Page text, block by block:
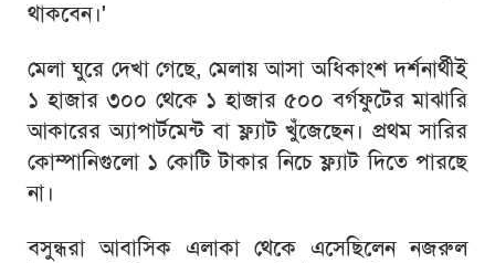
থাকবেন।'
মেলা ঘুরে দেখা গেছে, মেলায় আসা অধিকাংশ দর্শনার্থীই
১ হাজার ৩০০ থেকে ১ হাজার ৫০০ বর্গফুটের মাঝারি
আকারের অ্যাপার্টমেন্ট বা ফ্ল্যাট খুঁজেছেন। প্রথম সারির
কোম্পানিগুলো ১ কোটি টাকার নিচে ফ্ল্যাট দিতে পারছে
না।
বসুন্ধরা আবাসিক এলাকা থেকে এসেছিলেন নজরুল